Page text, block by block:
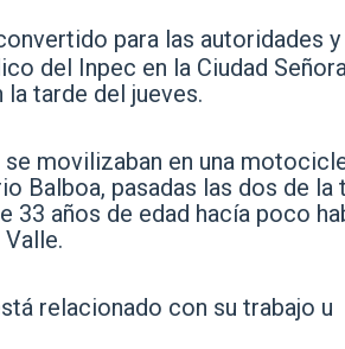
para las autoridades y
del Inpec en la Ciudad
tarde del jueves.
movilizaban en una
Balboa, pasadas las dos de la
33 años de edad hacía poco
relacionado con su trabajo u